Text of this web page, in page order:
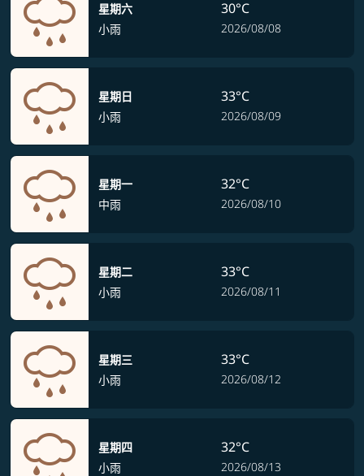
星期六
小雨
30°C
2026/08/08
星期日
小雨
33°C
2026/08/09
星期一
中雨
32°C
2026/08/10
星期二
小雨
33°C
2026/08/11
星期三
小雨
33°C
2026/08/12
星期四
小雨
32°C
2026/08/13